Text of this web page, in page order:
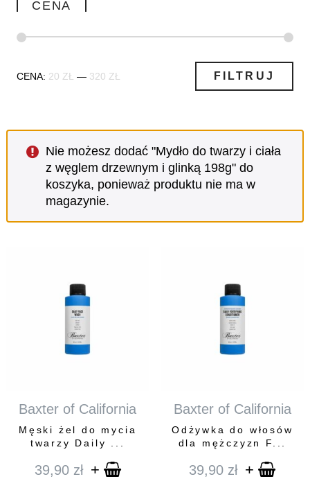
CENA
Cena
Cena FILTRUJ
CENA: 20 ZŁ — 320 ZŁ
Nie możesz dodać "Mydło do twarzy i ciała
z węglem drzewnym i glinką 198g" do
koszyka, ponieważ produktu nie ma w
magazynie.
Baxter of California
Męski żel do mycia
twarzy Daily ...
39,90 zł +
Baxter of California
Odżywka do włosów
dla mężczyzn F...
39,90 zł +